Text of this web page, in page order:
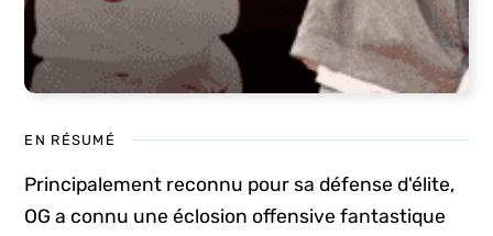
EN RÉSUMÉ
Principalement reconnu pour sa défense d'élite,
OG a connu une éclosion offensive fantastique